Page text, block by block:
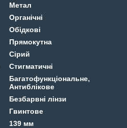
Метал
Органічні
Обідкові
Прямокутна
Сірий
Стигматичні
Багатофункціональне,
Антиблікове
Безбарвні лінзи
Гвинтове
139 мм